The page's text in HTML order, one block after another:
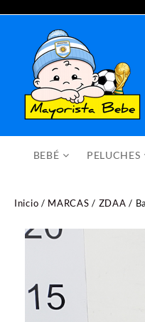
BEBÉ PELUCHES
Inicio / MARCAS / ZDAA /